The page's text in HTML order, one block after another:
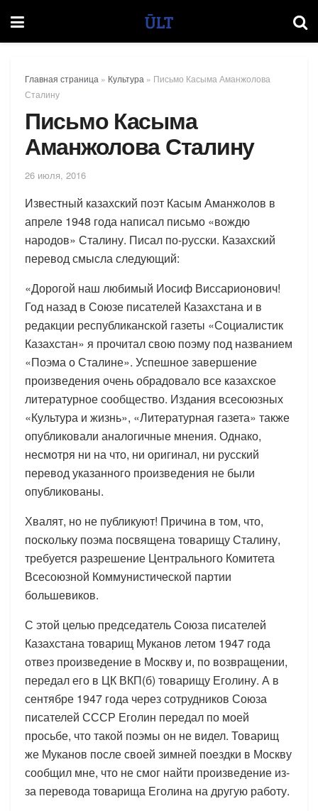
Главная страница » Культура » Письмо Касыма Аманжолова
Сталину
Письмо Касыма
Аманжолова Сталину
26 июля, 2016
Известный казахский поэт Касым Аманжолов в
апреле 1948 года написал письмо «вождю
народов» Сталину. Писал по-русски. Казахский
перевод смысла следующий:
«Дорогой наш любимый Иосиф Виссарионович!
Год назад в Союзе писателей Казахстана и в
редакции республиканской газеты «Социалистик
Казахстан» я прочитал свою поэму под названием
«Поэма о Сталине». Успешное завершение
произведения очень обрадовало все казахское
литературное сообщество. Издания всесоюзных
«Культура и жизнь», «Литературная газета» также
опубликовали аналогичные мнения. Однако,
несмотря ни на что, ни оригинал, ни русский
перевод указанного произведения не были
опубликованы.
Хвалят, но не публикуют! Причина в том, что,
поскольку поэма посвящена товарищу Сталину,
требуется разрешение Центрального Комитета
Всесоюзной Коммунистической партии
большевиков.
С этой целью председатель Союза писателей
Казахстана товарищ Муканов летом 1947 года
отвез произведение в Москву и, по возвращении,
передал его в ЦК ВКП(б) товарищу Еголину. А в
сентябре 1947 года через сотрудников Союза
писателей СССР Еголин передал по моей
просьбе, что такой поэмы он не видел. Товарищ
же Муканов после своей зимней поездки в Москву
сообщил мне, что не смог найти произведение из-
за перевода товарища Еголина на другую работу.